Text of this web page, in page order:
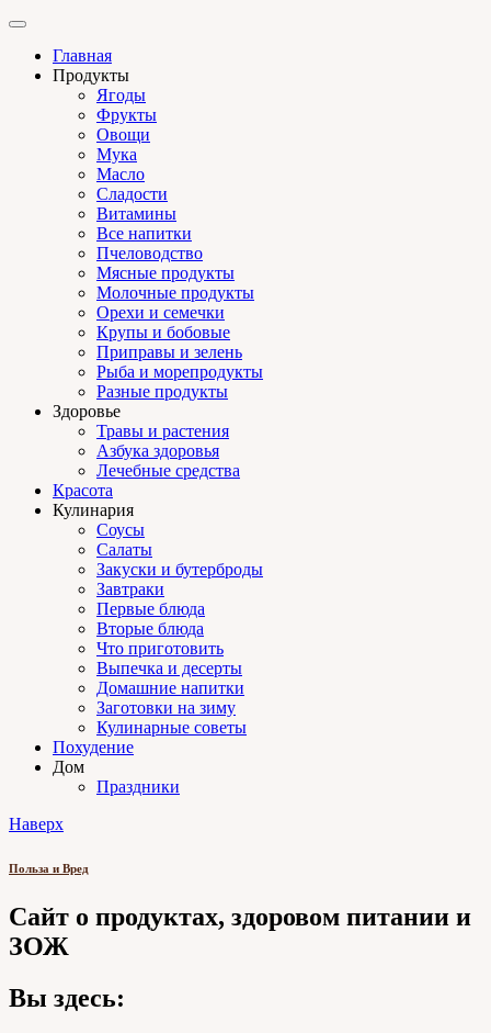
Главная
Продукты
Ягоды
Фрукты
Овощи
Мука
Масло
Сладости
Витамины
Все напитки
Пчеловодство
Мясные продукты
Молочные продукты
Орехи и семечки
Крупы и бобовые
Приправы и зелень
Рыба и морепродукты
Разные продукты
Здоровье
Травы и растения
Азбука здоровья
Лечебные средства
Красота
Кулинария
Соусы
Салаты
Закуски и бутерброды
Завтраки
Первые блюда
Вторые блюда
Что приготовить
Выпечка и десерты
Домашние напитки
Заготовки на зиму
Кулинарные советы
Похудение
Дом
Праздники
Наверх
Польза и Вред
Сайт о продуктах, здоровом питании и
ЗОЖ
Вы здесь: